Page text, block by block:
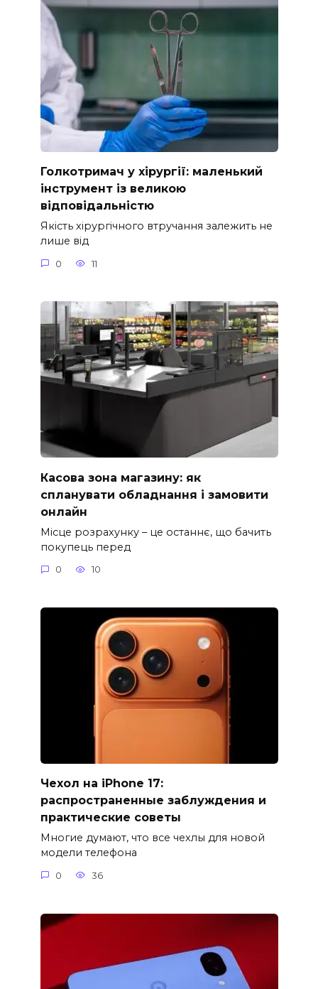
Голкотримач у хірургії: маленький
інструмент із великою
відповідальністю
Якість хірургічного втручання залежить не
лише від
0 11
Касова зона магазину: як
спланувати обладнання і замовити
онлайн
Місце розрахунку – це останнє, що бачить
покупець перед
0 10
Чехол на iPhone 17:
распространенные заблуждения и
практические советы
Многие думают, что все чехлы для новой
модели телефона
0 36